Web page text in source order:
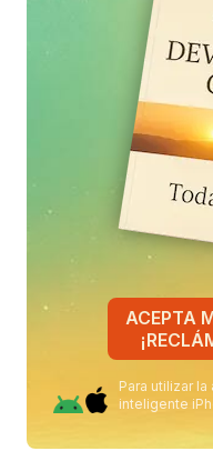
ACEPTA
Para utilizar
inteligente